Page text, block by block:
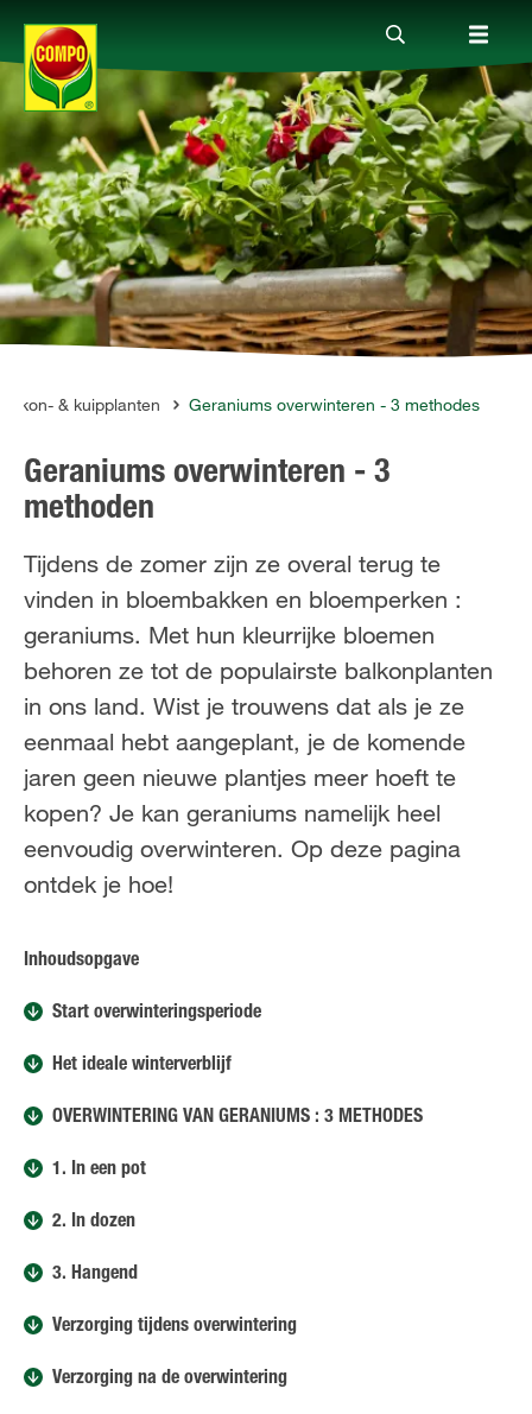
Producten
Advies
Thema's
Tot je dienst
Onderneming
& kuipplanten Geraniums overwinteren - 3 methodes
Geraniums overwinteren - 3
methoden
Tijdens de zomer zijn ze overal terug te
vinden in bloembakken en bloemperken :
geraniums. Met hun kleurrijke bloemen
behoren ze tot de populairste balkonplanten
in ons land. Wist je trouwens dat als je ze
eenmaal hebt aangeplant, je de komende
jaren geen nieuwe plantjes meer hoeft te
kopen? Je kan geraniums namelijk heel
eenvoudig overwinteren. Op deze pagina
ontdek je hoe!
Inhoudsopgave
Start overwinteringsperiode
Het ideale winterverblijf
OVERWINTERING VAN GERANIUMS : 3 METHODES
1. In een pot
2. In dozen
3. Hangend
Verzorging tijdens overwintering
Verzorging na de overwintering